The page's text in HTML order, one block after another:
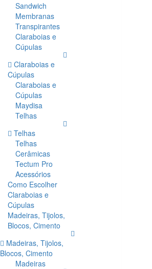
Sandwich
Membranas
Transpirantes
Claraboias e
Cúpulas
Claraboias e
Cúpulas
Claraboias e
Cúpulas
Maydisa
Telhas
Telhas
Telhas
Cerâmicas
Tectum Pro
Acessórios
Como Escolher
Claraboias e
Cúpulas
Madeiras, Tijolos,
Blocos, Cimento
Madeiras, Tijolos,
Blocos, Cimento
Madeiras